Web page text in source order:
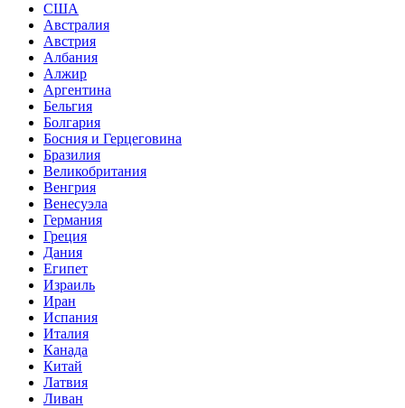
США
Австралия
Австрия
Албания
Алжир
Аргентина
Бельгия
Болгария
Босния и Герцеговина
Бразилия
Великобритания
Венгрия
Венесуэла
Германия
Греция
Дания
Египет
Израиль
Иран
Испания
Италия
Канада
Китай
Латвия
Ливан